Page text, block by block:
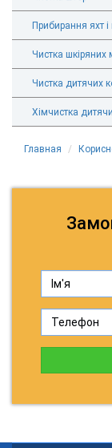
Прибирання яхт і
Чистка шкіряних
Чистка дитячих
Хімчистка
Главная